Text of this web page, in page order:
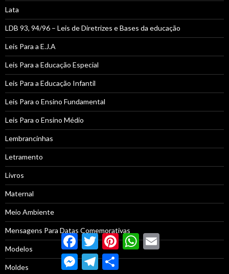
Lata
LDB 93, 94/96 – Leis de Diretrizes e Bases da educação
Leis Para a E.J.A
Leis Para a Educação Especial
Leis Para a Educação Infantil
Leis Para o Ensino Fundamental
Leis Para o Ensino Médio
Lembrancinhas
Letramento
Livros
Maternal
Meio Ambiente
Mensagens Para Datas Comemorativas
Modelos
Moldes
FacebookTwitterPinterestWhatsApp
MessengerTelegramCompartilhar